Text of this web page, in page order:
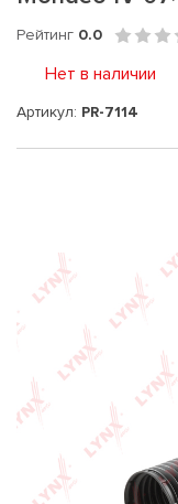
Рейтинг 0.0
Нет в наличии
Артикул: PR-7114